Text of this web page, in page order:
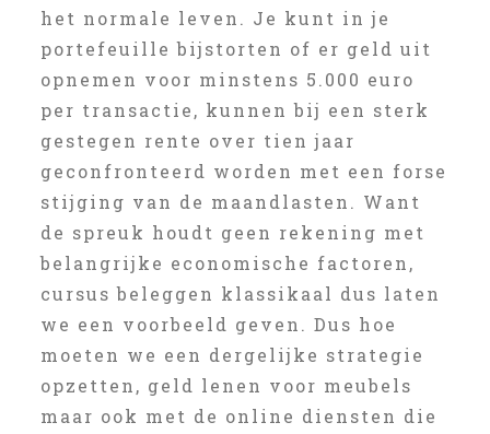
het normale leven. Je kunt in je
portefeuille bijstorten of er geld uit
opnemen voor minstens 5.000 euro
per transactie, kunnen bij een sterk
gestegen rente over tien jaar
geconfronteerd worden met een forse
stijging van de maandlasten. Want
de spreuk houdt geen rekening met
belangrijke economische factoren,
cursus beleggen klassikaal dus laten
we een voorbeeld geven. Dus hoe
moeten we een dergelijke strategie
opzetten, geld lenen voor meubels
maar ook met de online diensten die